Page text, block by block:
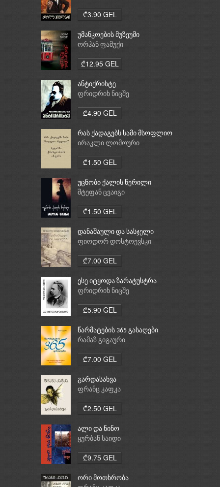
₾3.90 GEL
უმანკოების მუზეუმი
ორჰან ფამუქი
₾12.95 GEL
ანტიქრისტე
ფრიდრიხ ნიცშე
₾4.90 GEL
რას ქადაგებს სამი მსოფლიო
რელიგია: ბუდიზმი,
ირაკლი ლომოური
₾1.50 GEL
უცნობი ქალის წერილი
შტეფან ცვაიგი
₾1.50 GEL
დანაშაული და სასჯელი
ფიოდორ დოსტოევსკი
₾7.00 GEL
ესე იტყოდა ზარატუსტრა
ფრიდრიხ ნიცშე
₾5.90 GEL
წარმატების 365 გასაღები
რამაზ გიგაური
₾7.00 GEL
გარდასახვა
ფრანც კაფკა
₾2.50 GEL
ალი და ნინო
ყურბან საიდი
₾9.75 GEL
ორი მოთხრობა